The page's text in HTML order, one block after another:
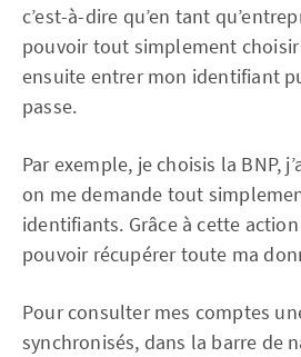
c’est-à-dire qu’en tant
pouvoir tout simplement
ensuite entrer mon identifiant
passe.
Par exemple, je choisis la BNP,
on me demande tout
identifiants. Grâce à cette
pouvoir récupérer toute ma
Pour consulter mes comptes
synchronisés, dans la barre de